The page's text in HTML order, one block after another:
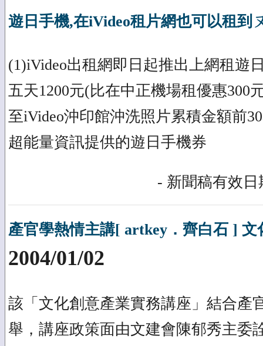
遊日手機,在iVideo租片網也可以租到
(1)iVideo出租網即日起推出上網租遊
五天1200元(比在中正機場租優惠300
至iVideo沖印館沖洗照片累積金額前
超能量資訊提供的遊日手機券
- 新聞稿有效日
產官學熱情主講[ artkey．齊白石 ] 文
2004/01/02
該「文化創意產業實務講座」結合產
舉，講座政策面由文建會陳郁秀主委